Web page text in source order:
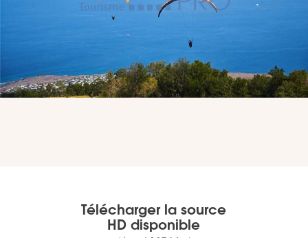
Qui sommes nous
Planning actions IRT
Marchés / Achats
Documents
Télécharger la source
HD disponible